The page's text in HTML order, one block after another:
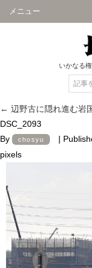
メニュー
いかなる
← 辺野古に隠れ進む岩
DSC_2093
By
chosyu |
pixels